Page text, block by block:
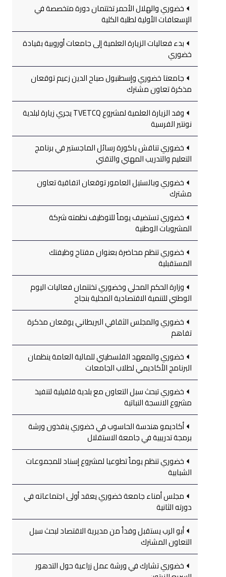
خضوري والهلال الأحمر تختتمان دورة متخصصة في
الإسعافات الأولية لطلبة الكلية
بدء فعاليات الزيارة العلمية إلى جامعات أوروبية بقيادة
خضوري
جامعتا خضوري وإسطنبول صباح الدين زعيم توقعان
مذكرة تعاون مشترك
وفد الزيارة العلمية لمشروع TVETCQ يجري زيارة لبلدية
نونتير الفرسية
خضوري تناقش باكورة رسائل الماجستير في برنامج
التعليم والتدريب المهني والتقني
خضوري وبالستيل العامور توقعان اتفاقية تعاون
مشترك
خضوري تستضيف يوماً للتوظيف نظمته شركة
المشروبات الوطنية
خضوري تنظم محاضرة بعنوان مفتاح وظيفتك
المستقبلية
وزارة الحكم المحلي وخضوري تختتمان فعاليات اليوم
الوطني للتنمية الاقتصادية المحلية بنجاح
خضوري والمجلس الثقافي البريطاني يوقعان مذكرة
تفاهم
خضوري والمعهد الفلسطيني للمالية العامة ينظمان
البرنامج الأكاديمي لطلاب الجامعات
خضوري تبحث سبل التعاون مع بلدية قلقيلية لتنفيذ
مشروع الانسجة النباتية
أكاديمو هندسة الحاسوب في خضوري ينفذون ورشة
برمجة تدريبية في جامعة الاستقلال
خضوري تنظم يوماً تطوعيا لمشروع إسناد للمجموعات
الشبابية
مجلس أمناء جامعة خضوري يعقد أولى اجتماعاته في
دورته الثانية
أبو الرب يستقبل وفداً من مديرية الاقتصاد لبحث سبل
التعاون المشترك
خضوري تشارك في ورشة عمل زراعية حول التدهور